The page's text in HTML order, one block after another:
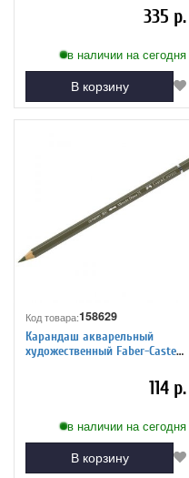
335 р.
в наличии на сегодня
В корзину
Код товара:158629
Карандаш акварельный
художественный Faber-Castell
114 р.
в наличии на сегодня
В корзину